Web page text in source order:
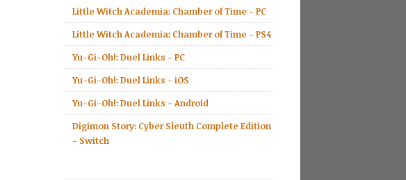
Little Witch Academia: Chamber of Time - PC
Little Witch Academia: Chamber of Time - PS4
Yu-Gi-Oh!: Duel Links - PC
Yu-Gi-Oh!: Duel Links - iOS
Yu-Gi-Oh!: Duel Links - Android
Digimon Story: Cyber Sleuth Complete Edition
- Switch